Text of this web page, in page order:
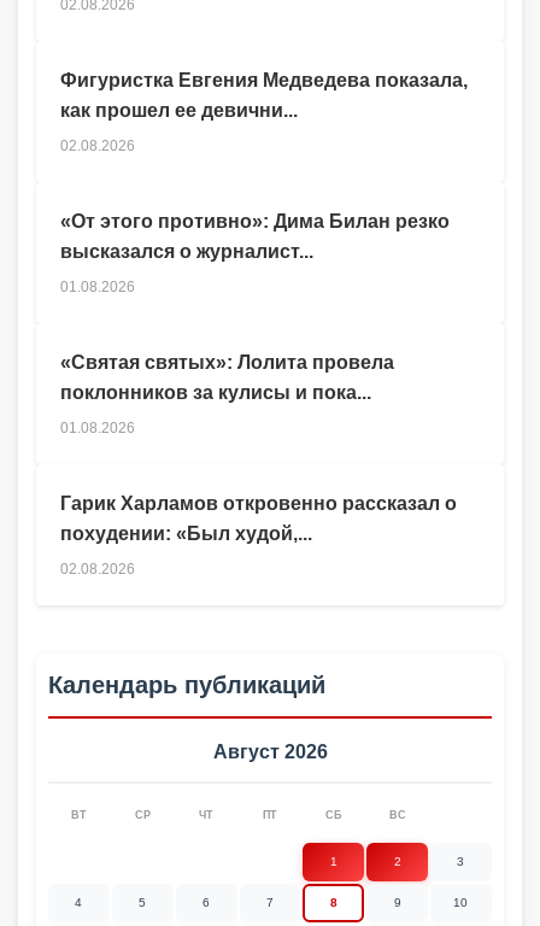
Гарик Харламов откровенно рассказал о
похудении: «Был худой,...
02.08.2026
02.08.2026
Фигуристка Евгения Медведева показала,
как прошел ее девични...
02.08.2026
«От этого противно»: Дима Билан резко
высказался о журналист...
01.08.2026
«Святая святых»: Лолита провела
поклонников за кулисы и пока...
01.08.2026
Календарь публикаций
Август 2026
ВТ СР ЧТ ПТ СБ ВС
1 2 3
4 5 6 7 8 9 10